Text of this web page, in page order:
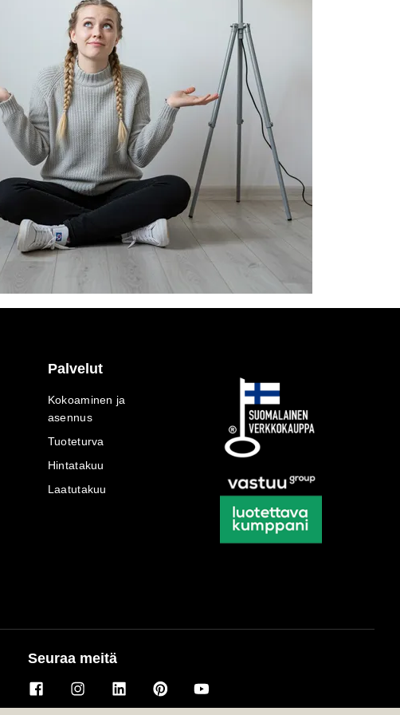
Palvelut
Kokoaminen ja
asennus
Tuoteturva
Hintatakuu
Laatutakuu
Seuraa meitä